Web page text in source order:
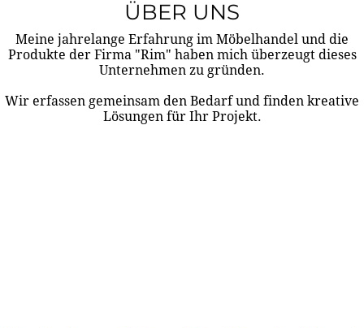
ÜBER UNS
Meine jahrelange Erfahrung im Möbelhandel und die
Produkte der Firma "Rim" haben mich überzeugt dieses
Unternehmen zu gründen.
Wir erfassen gemeinsam den Bedarf und finden kreative
Lösungen für Ihr Projekt.